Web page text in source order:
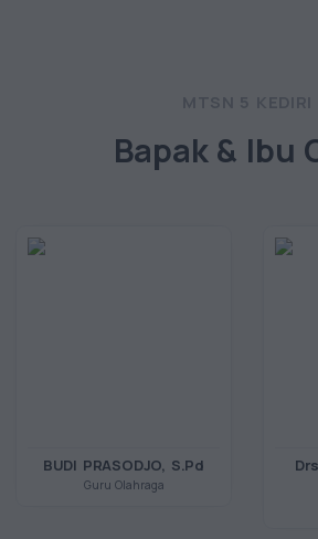
Bapak & Ibu
BUDI PRASODJO, S.Pd
Guru Olahraga